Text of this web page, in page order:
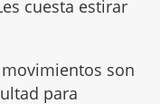
cuesta estirar
son
para